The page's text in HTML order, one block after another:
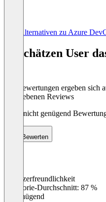
Alle Alternativen zu Azure
So schätzen User
Die Bewertungen ergeben sich
abgegebenen Reviews
Noch nicht genügend
Bewerten
Benutzerfreundlichkeit
Kategorie-Durchschnitt: 87 %
Ungenügend